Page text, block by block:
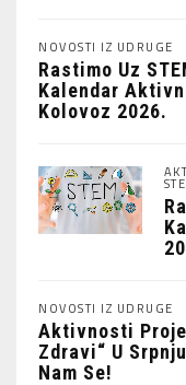
NOVOSTI IZ UDRUGE
Rastimo Uz
Kalendar
Kolovoz 2026.
NOVOSTI IZ UDRUGE
Aktivnosti
Zdravi“ U
Nam Se!